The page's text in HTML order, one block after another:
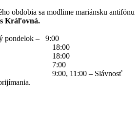
obdobia sa modlime mariánsku antifónu
Kráľovná.
pondelok – 9:00
18:00
18:00
7:00
9:00, 11:00 – Slávnosť